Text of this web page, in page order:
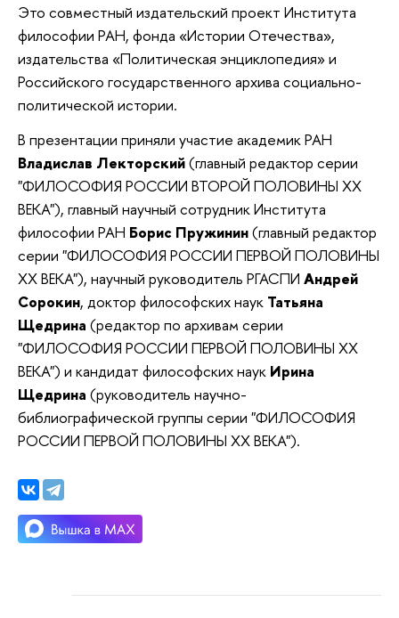
Это совместный издательский проект Института
философии РАН, фонда «Истории Отечества»,
издательства «Политическая энциклопедия» и
Российского государственного архива социально-
политической истории.
В презентации приняли участие академик РАН
Владислав Лекторский(главный редактор серии
"ФИЛОСОФИЯ РОССИИ ВТОРОЙ ПОЛОВИНЫ ХХ
ВЕКА"), главный научный сотрудник Института
философии РАН Борис Пружинин(главный редактор
серии "ФИЛОСОФИЯ РОССИИ ПЕРВОЙ ПОЛОВИНЫ
ХХ ВЕКА"), научный руководитель РГАСПИ Андрей
Сорокин, доктор философских наук Татьяна
Щедрина (редактор по архивам серии
"ФИЛОСОФИЯ РОССИИ ПЕРВОЙ ПОЛОВИНЫ ХХ
ВЕКА") и кандидат философских наук Ирина
Щедрина (руководитель научно-
библиографической группы серии "ФИЛОСОФИЯ
РОССИИ ПЕРВОЙ ПОЛОВИНЫ ХХ ВЕКА").